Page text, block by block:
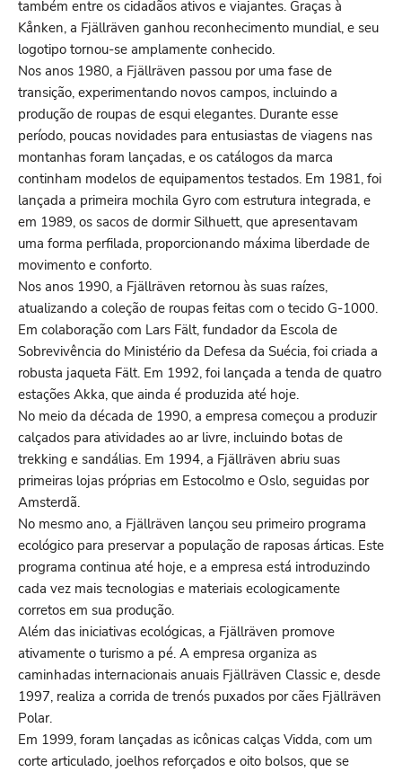
também entre os cidadãos ativos e viajantes. Graças à
Kånken, a Fjällräven ganhou reconhecimento mundial, e seu
logotipo tornou-se amplamente conhecido.
Nos anos 1980, a Fjällräven passou por uma fase de
transição, experimentando novos campos, incluindo a
produção de roupas de esqui elegantes. Durante esse
período, poucas novidades para entusiastas de viagens nas
montanhas foram lançadas, e os catálogos da marca
continham modelos de equipamentos testados. Em 1981, foi
lançada a primeira mochila Gyro com estrutura integrada, e
em 1989, os sacos de dormir Silhuett, que apresentavam
uma forma perfilada, proporcionando máxima liberdade de
movimento e conforto.
Nos anos 1990, a Fjällräven retornou às suas raízes,
atualizando a coleção de roupas feitas com o tecido G-1000.
Em colaboração com Lars Fält, fundador da Escola de
Sobrevivência do Ministério da Defesa da Suécia, foi criada a
robusta jaqueta Fält. Em 1992, foi lançada a tenda de quatro
estações Akka, que ainda é produzida até hoje.
No meio da década de 1990, a empresa começou a produzir
calçados para atividades ao ar livre, incluindo botas de
trekking e sandálias. Em 1994, a Fjällräven abriu suas
primeiras lojas próprias em Estocolmo e Oslo, seguidas por
Amsterdã.
No mesmo ano, a Fjällräven lançou seu primeiro programa
ecológico para preservar a população de raposas árticas. Este
programa continua até hoje, e a empresa está introduzindo
cada vez mais tecnologias e materiais ecologicamente
corretos em sua produção.
Além das iniciativas ecológicas, a Fjällräven promove
ativamente o turismo a pé. A empresa organiza as
caminhadas internacionais anuais Fjällräven Classic e, desde
1997, realiza a corrida de trenós puxados por cães Fjällräven
Polar.
Em 1999, foram lançadas as icônicas calças Vidda, com um
corte articulado, joelhos reforçados e oito bolsos, que se